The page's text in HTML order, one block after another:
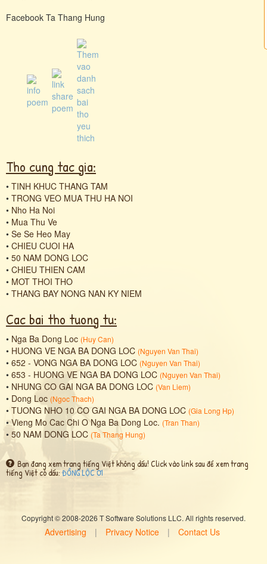
Facebook Ta Thang Hung
Tho cung tac gia:
• TINH KHUC THANG TAM
• TRONG VEO MUA THU HA NOI
• Nho Ha Noi
• Mua Thu Ve
• Se Se Heo May
• CHIEU CUOI HA
• 50 NAM DONG LOC
• CHIEU THIEN CAM
• MOT THOI THO
• THANG BAY NONG NAN KY NIEM
Cac bai tho tuong tu:
• Nga Ba Dong Loc (Huy Can)
• HUONG VE NGA BA DONG LOC (Nguyen Van Thai)
• 652 - VONG NGA BA DONG LOC (Nguyen Van Thai)
• 653 - HUONG VE NGA BA DONG LOC (Nguyen Van Thai)
• NHUNG CO GAI NGA BA DONG LOC (Van Liem)
• Dong Loc (Ngoc Thach)
• TUONG NHO 10 CO GAI NGA BA DONG LOC (Gia Long Hp)
•Vieng Mo Cac Chi O Nga Ba Dong Loc. (Tran Than)
• 50 NAM DONG LOC (Ta Thang Hung)
Bạn đang xem trang tiếng Việt không dấu! Click vào link sau để xem trang
tiếng Việt có dấu: ĐỒNG LỘC ƠI
Copyright © 2008-2026 T Software Solutions LLC. All rights reserved.
Advertising | Privacy Notice | Contact Us